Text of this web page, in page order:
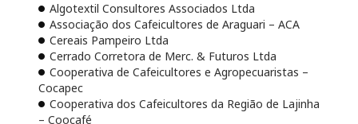
Algotextil Consultores Associados Ltda
Associação dos Cafeicultores de Araguari – ACA
Cereais Pampeiro Ltda
Cerrado Corretora de Merc. & Futuros Ltda
Cooperativa de Cafeicultores e Agropecuaristas –
Cocapec
Cooperativa dos Cafeicultores da Região de Lajinha
– Coocafé